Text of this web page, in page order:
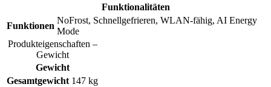
Funktionalitäten
Funktionen
NoFrost, Schnellgefrieren, WLAN-fähig, AI Energy
Mode
Produkteigenschaften –
Gewicht
Gewicht
Gesamtgewicht 147 kg